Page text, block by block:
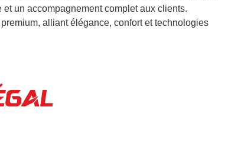
un accompagnement complet aux clients.
alliant élégance, confort et technologies